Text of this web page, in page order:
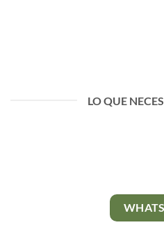
LO QUE